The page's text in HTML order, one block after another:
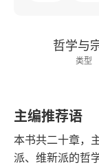
哲学与
类型
主编推荐语
本书共二十章，
派、维新派的哲